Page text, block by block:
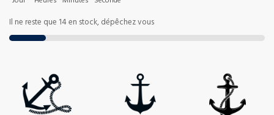
Il ne reste que 14 en stock, dépêchez vous